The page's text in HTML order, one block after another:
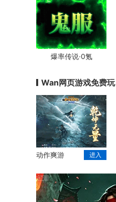
爆率传说·0氪
Wan网页游戏免费玩
动作爽游 进入